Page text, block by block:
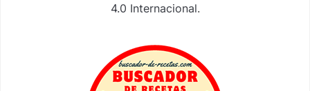
4.0 Internacional.